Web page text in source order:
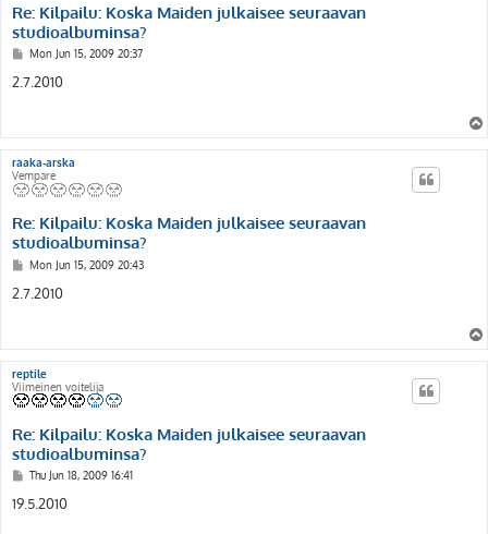
Re: Kilpailu: Koska Maiden julkaisee seuraavan
studioalbuminsa?
P
s
t
Mon Jun 15, 2009 20:37
2.7.2010
raaka-arska
Vempare
Re: Kilpailu: Koska Maiden julkaisee seuraavan
studioalbuminsa?
P
s
t
Mon Jun 15, 2009 20:43
2.7.2010
reptile
Viimeinen voitelija
Re: Kilpailu: Koska Maiden julkaisee seuraavan
studioalbuminsa?
P
s
t
Thu Jun 18, 2009 16:41
19.5.2010